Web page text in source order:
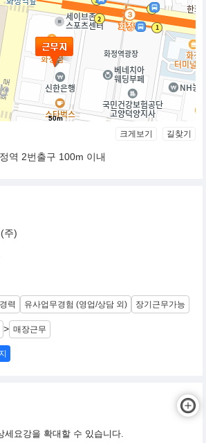
50m
크게보기 길찾기
역 2번출구 100m 이내
주)
력 유사업무경험 (영업/상담 외) 장기근무가능
> 매장근무
세요강을 확대할 수 있습니다.